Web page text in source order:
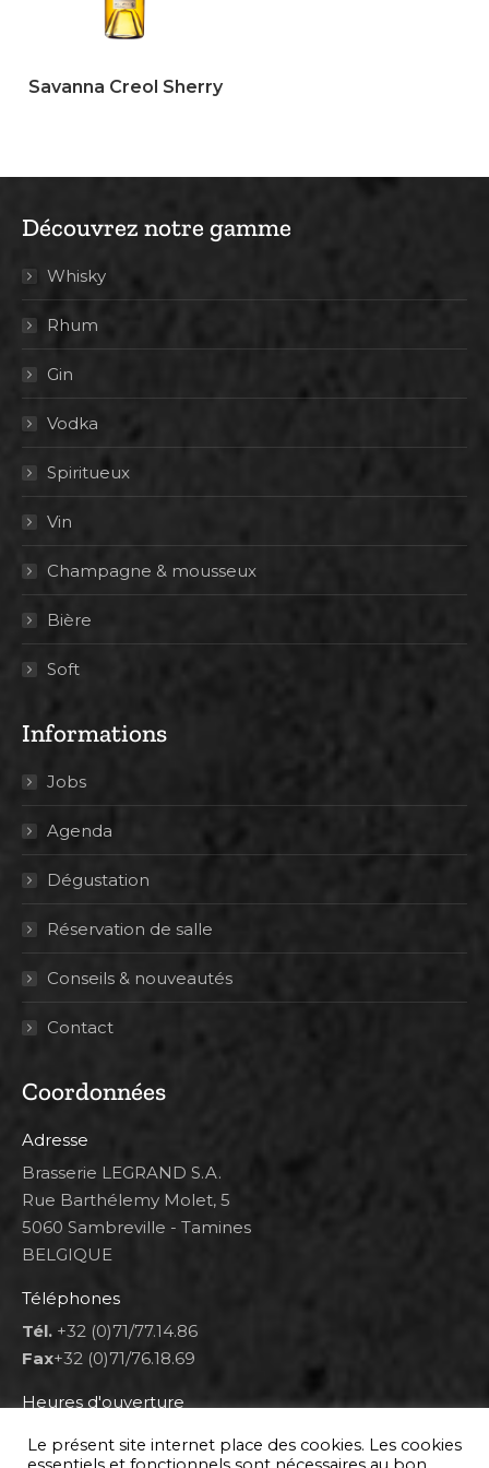
Savanna Creol Sherry
Découvrez notre gamme
Whisky
Rhum
Gin
Vodka
Spiritueux
Vin
Champagne & mousseux
Bière
Soft
Informations
Jobs
Agenda
Dégustation
Réservation de salle
Conseils & nouveautés
Contact
Coordonnées
Adresse
Brasserie LEGRAND S.A.
Rue Barthélemy Molet, 5
5060 Sambreville - Tamines
BELGIQUE
Téléphones
Tél. +32 (0)71/77.14.86
Fax+32 (0)71/76.18.69
Heures d'ouverture
Lun 8h00-12h00 et 12h30-14h30
Mar au ven 8h00-12h00 et 12h30-17h00
Le présent site internet place des cookies. Les cookies